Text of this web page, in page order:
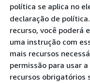
política se aplica no
declaração de
recurso, você poderá
uma instrução com
mais recursos
permissão para usar
recursos obrigatórios